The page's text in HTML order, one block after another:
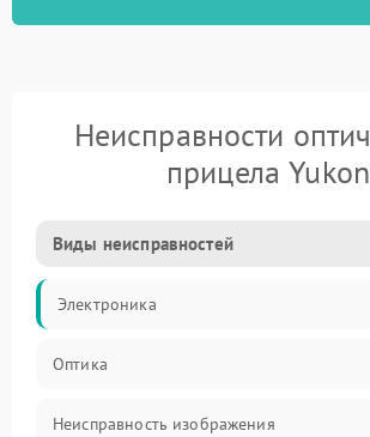
Неисправности
прицела Yukon
Виды неисправностей
Электроника
Оптика
Неисправность изображения